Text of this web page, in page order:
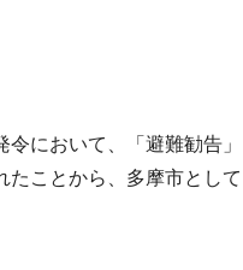
令において、「避難勧告
たことから、多摩市とし